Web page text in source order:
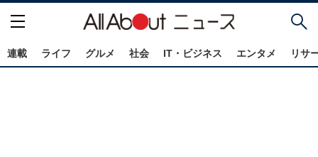
連載 ライフ グルメ 社会 IT・ビジネス エンタメ リサ